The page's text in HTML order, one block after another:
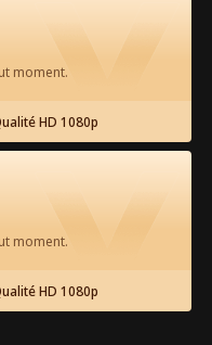
boss
Tous les épisodes
moment.
HD 1080p
moment.
HD 1080p